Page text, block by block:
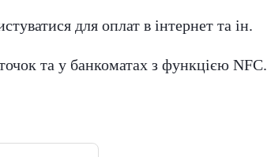
для оплат в інтернет та ін.
та у банкоматах з функцією NFC.